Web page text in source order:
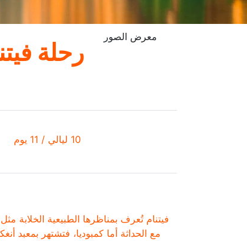
معرض الصور
رحلة
10 ليالي / 11 يوم
فيتنام تُعرف بمناظرها الطبيعية الخلابة
مع الحداثة أما كمبوديا، فتشتهر بمعبد